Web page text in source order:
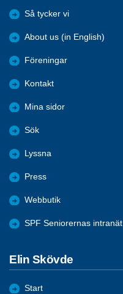
Så tycker vi
About us (in English)
Föreningar
Kontakt
Mina sidor
Sök
Lyssna
Press
Webbutik
SPF Seniorernas intranät
Elin Skövde
Start